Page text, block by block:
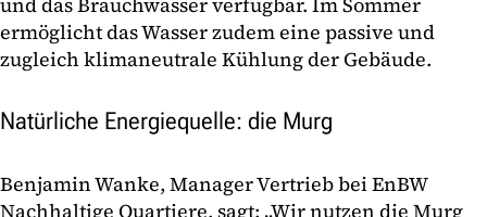
ermöglicht das Wasser zudem eine passive und
zugleich klimaneutrale Kühlung der Gebäude.
Natürliche Energiequelle: die Murg
Benjamin Wanke, Manager Vertrieb bei EnBW
Nachhaltige Quartiere, sagt: „Wir nutzen die Murg